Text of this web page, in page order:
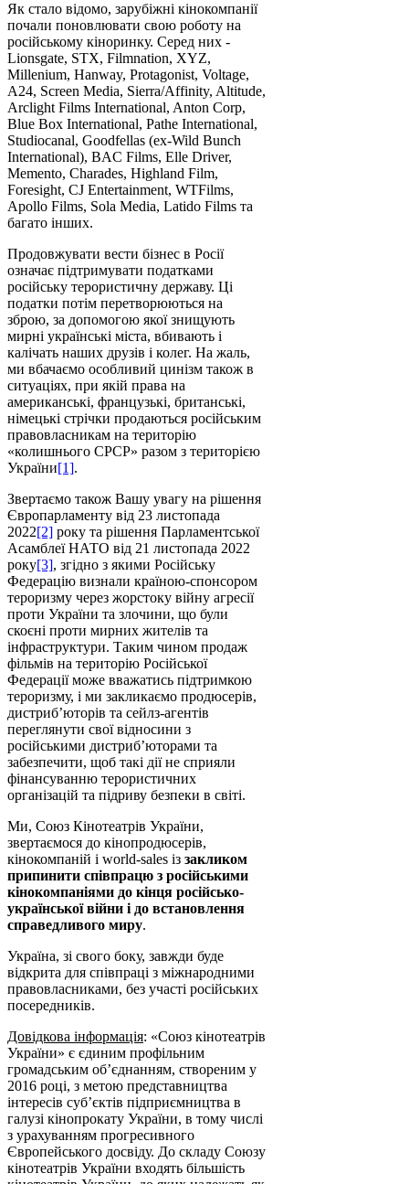
Як стало відомо, зарубіжні кінокомпанії
почали поновлювати свою роботу на
російському кіноринку. Серед них -
Lionsgate, STX, Filmnation, XYZ,
Millenium, Hanway, Protagonist, Voltage,
A24, Screen Media, Sierra/Affinity, Altitude,
Arclight Films International, Anton Corp,
Blue Box International, Pathe International,
Studiocanal, Goodfellas (ex-Wild Bunch
International), BAC Films, Elle Driver,
Memento, Charades, Highland Film,
Foresight, CJ Entertainment, WTFilms,
Apollo Films, Sola Media, Latido Films та
багато інших.
Продовжувати вести бізнес в Росії
означає підтримувати податками
російську терористичну державу. Ці
податки потім перетворюються на
зброю, за допомогою якої знищують
мирні українські міста, вбивають і
калічать наших друзів і колег. На жаль,
ми вбачаємо особливий цинізм також в
ситуаціях, при якій права на
американські, французькі, британські,
німецькі стрічки продаються російським
правовласникам на територію
«колишнього СРСР» разом з територією
України[1].
Звертаємо також Вашу увагу на рішення
Європарламенту від 23 листопада
2022[2] року та рішення Парламентської
Асамблеї НАТО від 21 листопада 2022
року[3], згідно з якими Російську
Федерацію визнали країною-спонсором
тероризму через жорстоку війну агресії
проти України та злочини, що були
скоєні проти мирних жителів та
інфраструктури. Таким чином продаж
фільмів на територію Російської
Федерації може вважатись підтримкою
тероризму, і ми закликаємо продюсерів,
дистриб’юторів та сейлз-агентів
переглянути свої відносини з
російськими дистриб’юторами та
забезпечити, щоб такі дії не сприяли
фінансуванню терористичних
організацій та підриву безпеки в світі.
Ми, Союз Кінотеатрів України,
звертаємося до кінопродюсерів,
кінокомпаній і world-sales із закликом
припинити співпрацю з російськими
кінокомпаніями до кінця російсько-
української війни і до встановлення
справедливого миру.
Україна, зі свого боку, завжди буде
відкрита для співпраці з міжнародними
правовласниками, без участі російських
посередників.
Довідкова інформація: «Союз кінотеатрів
України» є єдиним профільним
громадським об’єднанням, створеним у
2016 році, з метою представництва
інтересів суб’єктів підприємництва в
галузі кiнопрокату України, в тому числі
з урахуванням прогресивного
Європейського досвіду. До складу Союзу
кінотеатрів України входять більшість